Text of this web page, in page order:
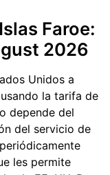
Faroe:
2026
Unidos a
la tarifa de
depende del
del servicio de
les permite